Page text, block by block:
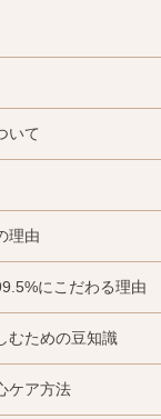
いて
理由
にこだわる理由
むための豆知識
ケア方法